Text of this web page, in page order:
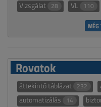
Vizsgálat 28 VL 110
Rovatok
áttekintő táblázat 232
automatizálás 14